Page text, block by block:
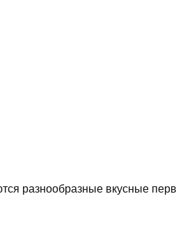
разнообразные вкусные